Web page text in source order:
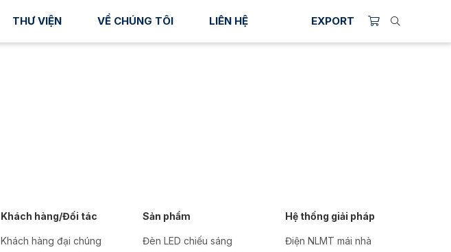
THƯ VIỆN VỀ CHÚNG TÔI LIÊN HỆ EXPORT
Khách hàng/Đối tác
Khách hàng đại chúng
Sản phẩm
Đèn LED chiếu sáng
Hệ thống giải pháp
Điện NLMT mái nhà